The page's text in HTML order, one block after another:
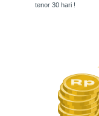
tenor 30 hari !